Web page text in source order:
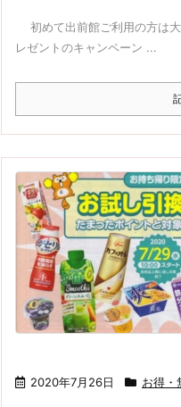
初めて出前館ご利用の方は
レゼントのキャンペーン ...
2020年7月26日 お得・